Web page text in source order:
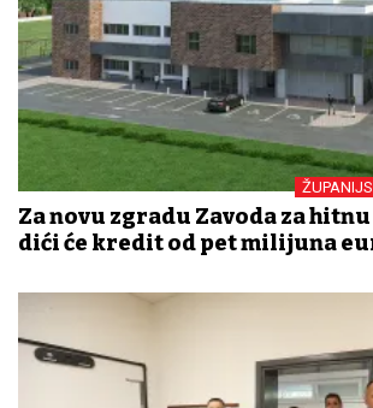
Za novu zgradu Zavoda za
dići će kredit od pet milijuna